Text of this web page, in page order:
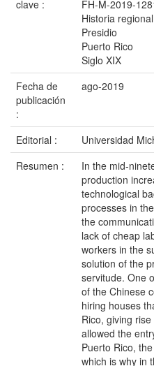
clave :
FH-M-2019-
Historia
Presidio
Puerto Rico
Siglo XIX
Fecha de
publicación
:
ago-2019
Editorial :
Universidad
Resumen :
In the mid-
production
technological
processes in
the
lack of cheap
workers in the
solution of the
servitude. One
of the Chinese
hiring houses
Rico, giving
allowed the
Puerto Rico,
which is why in